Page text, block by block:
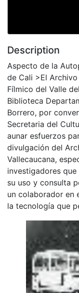
Description
Aspecto de la
de Cali >El
Fílmico del Valle
Biblioteca
Borrero, por
Secretaria del
aunar esfuerzos
divulgación del
Vallecaucana,
investigadores
su uso y consulta
un colaborador en
la tecnología que